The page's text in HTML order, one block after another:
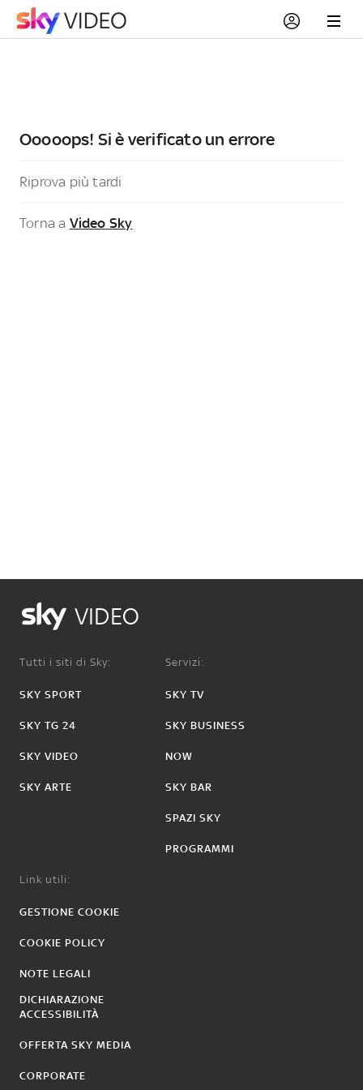
Ooooops! Si è verificato un errore
Riprova più tardi
Torna a Video Sky
VIDEO
Tutti i siti di Sky:
SKY SPORT
SKY TG 24
SKY VIDEO
SKY ARTE
Servizi:
SKY TV
SKY BUSINESS
NOW
SKY BAR
SPAZI SKY
PROGRAMMI
Link utili:
GESTIONE COOKIE
COOKIE POLICY
NOTE LEGALI
DICHIARAZIONE
ACCESSIBILITÀ
OFFERTA SKY MEDIA
CORPORATE